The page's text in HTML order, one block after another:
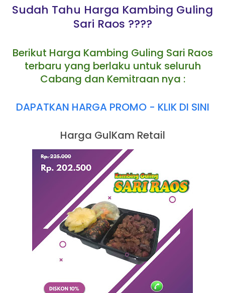
Sudah Tahu Harga Kambing Guling
Sari Raos ????
Berikut Harga Kambing Guling Sari Raos
terbaru yang berlaku untuk seluruh
Cabang dan Kemitraan nya :
DAPATKAN HARGA PROMO - KLIK DI SINI
Harga GulKam Retail